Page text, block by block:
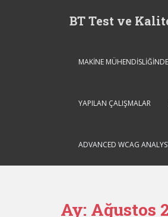
n
BT Test ve
MAKİNE
YAPILAN ÇALIŞMALAR
ADVANCED WCAG
Ay: Ağustos